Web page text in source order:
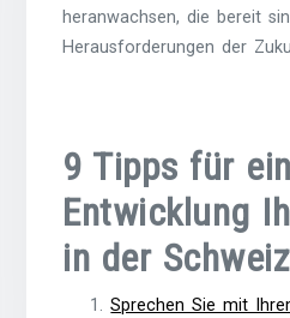
heranwachsen, die bereit
Herausforderungen der
9 Tipps für
Entwicklung
in der Schweiz
Sprechen Sie mit